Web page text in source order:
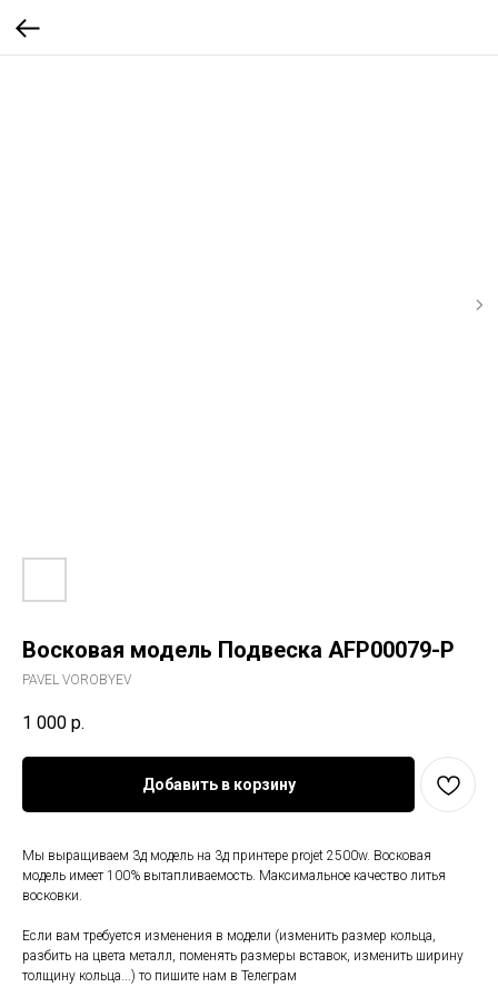
Восковая модель Подвеска AFP00079-P
PAVEL VOROBYEV
1 000 р.
Добавить в корзину
Мы выращиваем 3д модель на 3д принтере projet 2500w. Восковая
модель имеет 100% вытапливаемость. Максимальное качество литья
восковки.
Если вам требуется изменения в модели (изменить размер кольца,
разбить на цвета металл, поменять размеры вставок, изменить ширину
толщину кольца...) то пишите нам в Телеграм